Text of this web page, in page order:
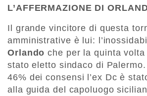
L’AFFERMAZIONE DI
Il grande vincitore di questa
amministrative è lui:
Orlando che per la quinta
stato eletto sindaco di
46% dei consensi l’ex Dc è
alla guida del capoluogo